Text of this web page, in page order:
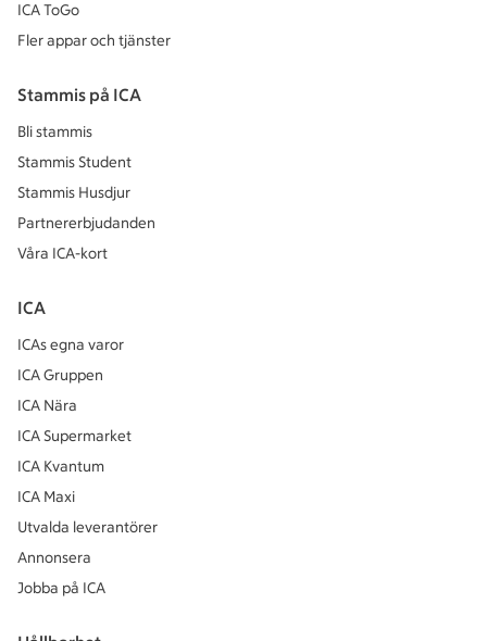
ICA ToGo
Fler appar och tjänster
Stammis på ICA
Bli stammis
Stammis Student
Stammis Husdjur
Partnererbjudanden
Våra ICA-kort
ICA
ICAs egna varor
ICA Gruppen
ICA Nära
ICA Supermarket
ICA Kvantum
ICA Maxi
Utvalda leverantörer
Annonsera
Jobba på ICA